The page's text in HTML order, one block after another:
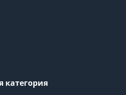
категория